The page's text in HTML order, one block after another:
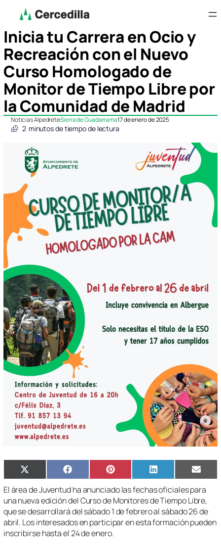
Inicia tu Carrera en Ocio y
Recreación con el Nuevo
Curso Homologado de
Monitor de Tiempo Libre por
la Comunidad de Madrid
Noticias AlpedreteSierra de Guadarrama17 de enero de 2025
2 minutos de tiempo de lectura
Compartir
en
X
(Twitter)
Compartir
en
Facebook Compartir
en
Pinterest Compartir
en
LinkedIn
en
Email
El área de Juventud ha anunciado las fechas oficiales para
una nueva edición del Curso de Monitores de Tiempo Libre,
que se desarrollará del sábado 1 de febrero al sábado 26 de
abril. Los interesados en participar en esta formación pueden
inscribirse hasta el 24 de enero.